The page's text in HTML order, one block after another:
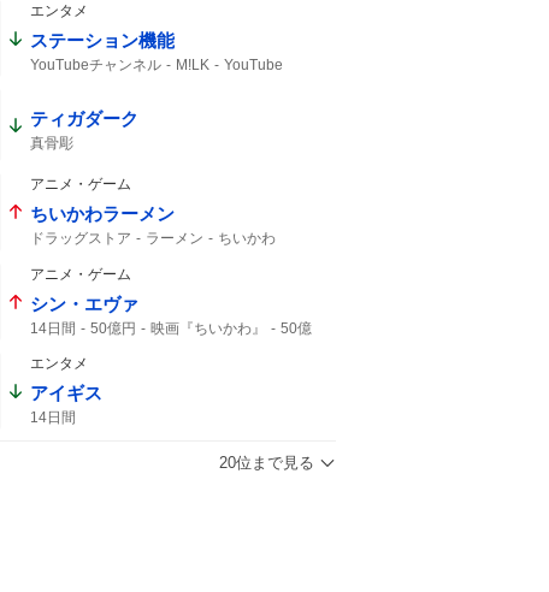
エンタメ
ステーション機能
YouTubeチャンネル M!LK YouTube
ティガダーク
真骨彫
アニメ・ゲーム
ちいかわラーメン
ドラッグストア ラーメン ちいかわ
アニメ・ゲーム
シン・エヴァ
14日間 50億円 映画『ちいかわ』
50億
エンタメ
アイギス
14日間
20位まで見る